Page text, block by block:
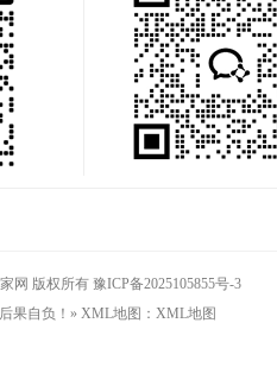
网 版权所有 豫ICP备2025105855号-3
果自负！» XML地图： XML地图